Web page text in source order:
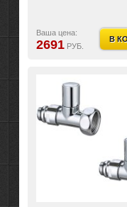
Ваша цена:
2691 РУБ.
В